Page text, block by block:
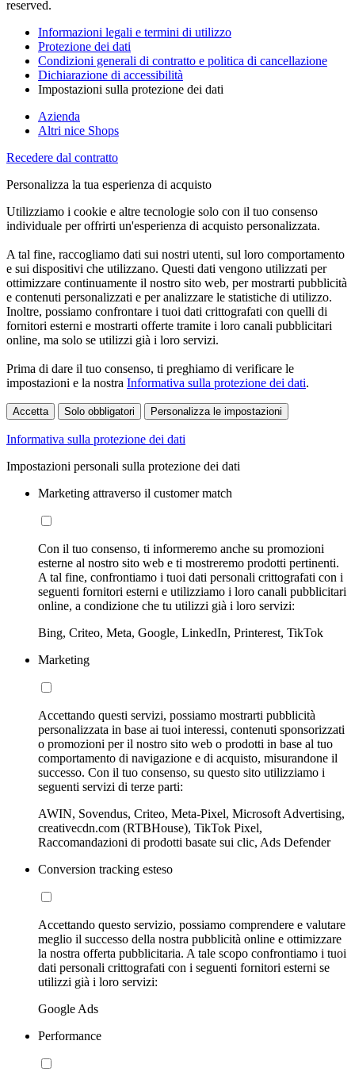
reserved.
Informazioni legali e termini di utilizzo
Protezione dei dati
Condizioni generali di contratto e politica di cancellazione
Dichiarazione di accessibilità
Impostazioni sulla protezione dei dati
Azienda
Altri nice Shops
Recedere dal contratto
Personalizza la tua esperienza di acquisto
Utilizziamo i cookie e altre tecnologie solo con il tuo consenso
individuale per offrirti un'esperienza di acquisto personalizzata.
A tal fine, raccogliamo dati sui nostri utenti, sul loro comportamento
e sui dispositivi che utilizzano. Questi dati vengono utilizzati per
ottimizzare continuamente il nostro sito web, per mostrarti pubblicità
e contenuti personalizzati e per analizzare le statistiche di utilizzo.
Inoltre, possiamo confrontare i tuoi dati crittografati con quelli di
fornitori esterni e mostrarti offerte tramite i loro canali pubblicitari
online, ma solo se utilizzi già i loro servizi.
Prima di dare il tuo consenso, ti preghiamo di verificare le
impostazioni e la nostra Informativa sulla protezione dei dati.
Accetta Solo obbligatori Personalizza le impostazioni
Informativa sulla protezione dei dati
Impostazioni personali sulla protezione dei dati
Marketing attraverso il customer match
Con il tuo consenso, ti informeremo anche su promozioni
esterne al nostro sito web e ti mostreremo prodotti pertinenti.
A tal fine, confrontiamo i tuoi dati personali crittografati con i
seguenti fornitori esterni e utilizziamo i loro canali pubblicitari
online, a condizione che tu utilizzi già i loro servizi:
Bing, Criteo, Meta, Google, LinkedIn, Printerest, TikTok
Marketing
Accettando questi servizi, possiamo mostrarti pubblicità
personalizzata in base ai tuoi interessi, contenuti sponsorizzati
o promozioni per il nostro sito web o prodotti in base al tuo
comportamento di navigazione e di acquisto, misurandone il
successo. Con il tuo consenso, su questo sito utilizziamo i
seguenti servizi di terze parti:
AWIN, Sovendus, Criteo, Meta-Pixel, Microsoft Advertising,
creativecdn.com (RTBHouse), TikTok Pixel,
Raccomandazioni di prodotti basate sui clic, Ads Defender
Conversion tracking esteso
Accettando questo servizio, possiamo comprendere e valutare
meglio il successo della nostra pubblicità online e ottimizzare
la nostra offerta pubblicitaria. A tale scopo confrontiamo i tuoi
dati personali crittografati con i seguenti fornitori esterni se
utilizzi già i loro servizi:
Google Ads
Performance